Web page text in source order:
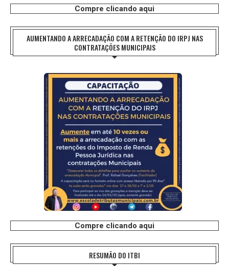
Compre clicando aqui
AUMENTANDO A ARRECADAÇÃO COM A RETENÇÃO DO IRPJ NAS
CONTRATAÇÕES MUNICIPAIS
Compre clicando aqui
RESUMÃO DO ITBI